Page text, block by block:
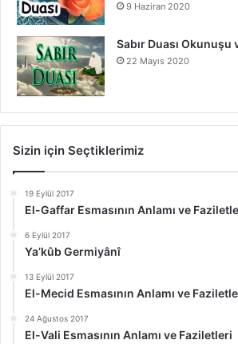
9 Haziran 2020
Sabır Duası Okunuşu
22 Mayıs 2020
Sizin için Seçtiklerimiz
19 Eylül 2017
El-Gaffar Esmasının Anlamı ve
6 Eylül 2017
Ya’kûb Germiyânî
13 Eylül 2017
El-Mecid Esmasının Anlamı ve
24 Ağustos 2017
El-Vali Esmasının Anlamı ve Faziletleri